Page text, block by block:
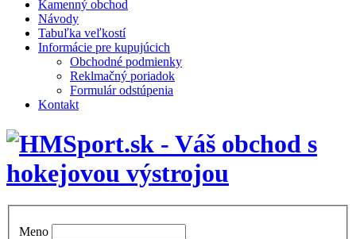
Kamenný obchod
Návody
Tabuľka veľkostí
Informácie pre kupujúcich
Obchodné podmienky
Reklmačný poriadok
Formulár odstúpenia
Kontakt
Meno